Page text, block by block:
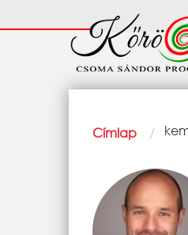
Fő
navigáció
Morzsa
Címlap